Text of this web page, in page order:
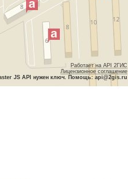
Работает на API 2ГИС
Лицензионное соглашение
JS API нужен ключ. Помощь: api@2gis.ru